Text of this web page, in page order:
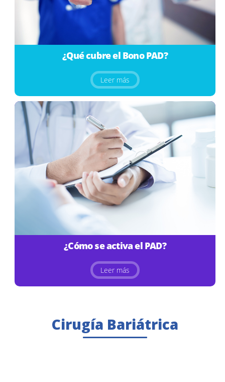
¿Qué cubre el Bono PAD?
Leer más
¿Cómo se activa el PAD?
Leer más
Cirugía Bariátrica